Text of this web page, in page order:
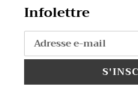
Infolettre